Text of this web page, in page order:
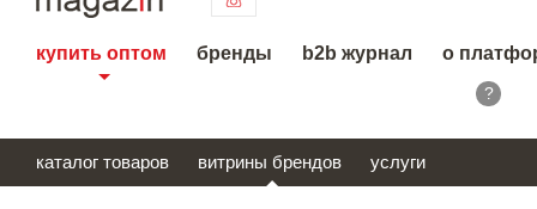
купить оптом бренды b2b журнал о
?
каталог товаров витрины брендов услуги